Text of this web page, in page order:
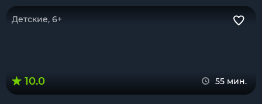
Детские, 6+
10.0 55 мин.